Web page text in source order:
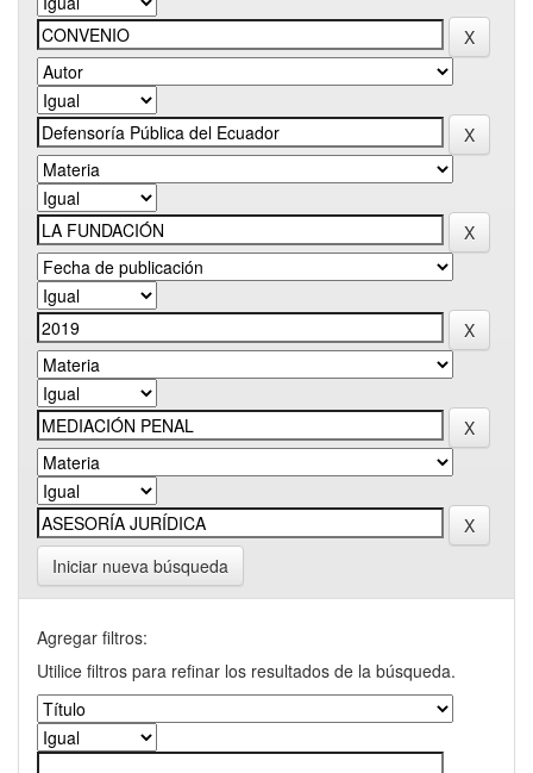
Iniciar nueva búsqueda
Agregar filtros:
Utilice filtros para refinar los resultados de la búsqueda.